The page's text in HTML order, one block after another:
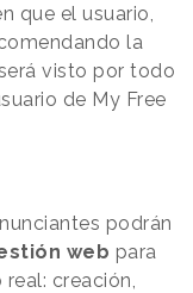
que el usuario,
la
visto por todo
de My Free
podrán
web para
creación,